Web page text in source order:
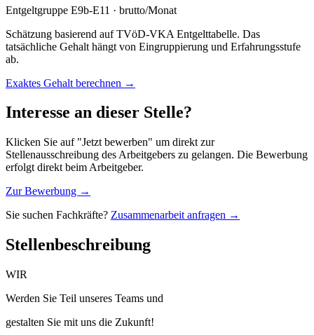
Entgeltgruppe E9b-E11 · brutto/Monat
Schätzung basierend auf TVöD-VKA Entgelttabelle. Das
tatsächliche Gehalt hängt von Eingruppierung und Erfahrungsstufe
ab.
Exaktes Gehalt berechnen →
Interesse an dieser Stelle?
Klicken Sie auf "Jetzt bewerben" um direkt zur
Stellenausschreibung des Arbeitgebers zu gelangen. Die Bewerbung
erfolgt direkt beim Arbeitgeber.
Zur Bewerbung →
Sie suchen Fachkräfte? Zusammenarbeit anfragen →
Stellenbeschreibung
WIR
Werden Sie Teil unseres Teams und
gestalten Sie mit uns die Zukunft!